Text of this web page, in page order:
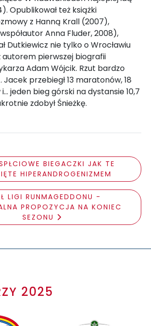
Opublikował też książki
z Hanną Krall (2007),
Anna Fluder, 2008),
Dutkiewicz nie tylko o Wrocławiu
autorem pierwszej biografii
Adam Wójcik. Rzut bardzo
Jacek przebiegł 13 maratonów, 18
jeden bieg górski na dystansie 10,7
zdobył Śnieżkę.
BIEGACZKI JAK TE
HIPERANDROGENIZMEM
LIGI RUNMAGEDDONU -
PROPOZYCJA NA KONIEC
SEZONU
2025